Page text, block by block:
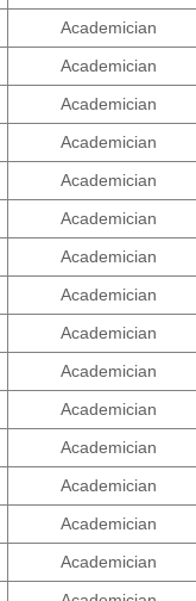
Academician
Academician
Academician
Academician
Academician
Academician
Academician
Academician
Academician
Academician
Academician
Academician
Academician
Academician
Academician